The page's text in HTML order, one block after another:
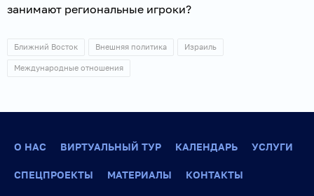
занимают региональные игроки?
Ближний Восток Внешняя политика Израиль
Международные отношения
О НАС ВИРТУАЛЬНЫЙ ТУР КАЛЕНДАРЬ УСЛУГИ
СПЕЦПРОЕКТЫ МАТЕРИАЛЫ КОНТАКТЫ